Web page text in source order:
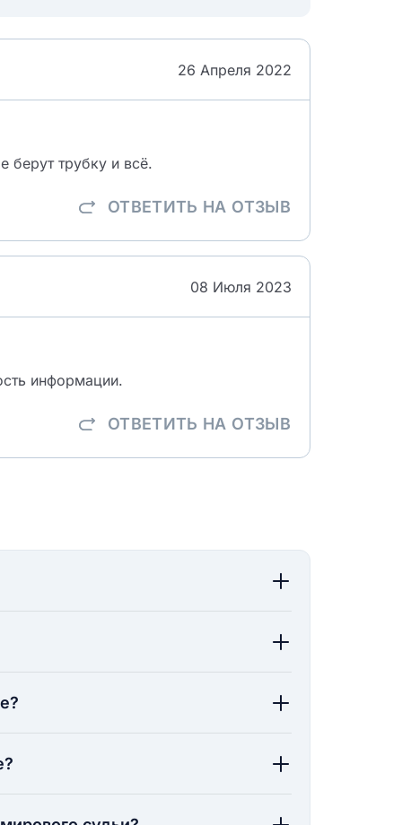
26 Апреля 2022
берут трубку и всё.
ОТВЕТИТЬ НА ОТЗЫВ
08 Июля 2023
информации.
ОТВЕТИТЬ НА ОТЗЫВ